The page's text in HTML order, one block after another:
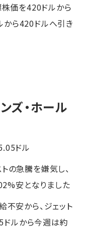
価を420ドルから
から420ドルへ引き
ズ・ホール
ドル
の急騰を嫌気し、
安となりました
安から、ジェット
ルから今週は約